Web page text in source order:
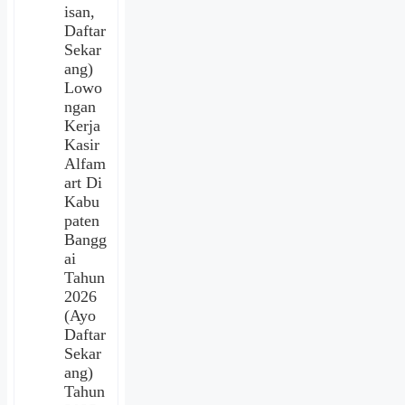
isan,
Daftar
Sekar
ang)
Lowo
ngan
Kerja
Kasir
Alfam
art Di
Kabu
paten
Bangg
ai
Tahun
2026
(Ayo
Daftar
Sekar
ang)
Tahun